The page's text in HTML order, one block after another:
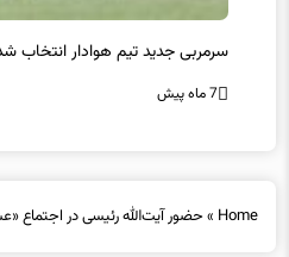
پیروزی اینتر برای تثبیت صدرنشینی/
7 ماه پیش
Home
»حضور آیت‌الله رئیسی در اجتماع